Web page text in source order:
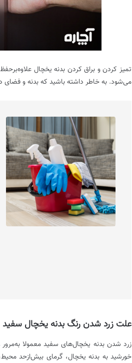
تمیز کردن و براق کردن بدنه یخچال
می‌شود. به خاطر داشته باشید که بدنه و فضای
علت زرد شدن رنگ بدنه یخچال سفید
زرد شدن بدنه یخچال‌های سفید معمولا
خورشید به بدنه یخچال، گرمای بیش‌ازحد